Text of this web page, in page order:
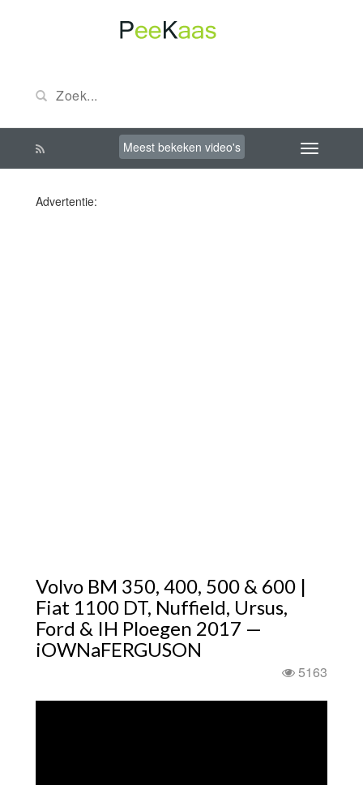
Meest bekeken video's
Advertentie:
Volvo BM 350, 400, 500 & 600 |
Fiat 1100 DT, Nuffield, Ursus,
Ford & IH Ploegen 2017 —
iOWNaFERGUSON
5163